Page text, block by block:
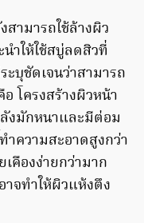
ามารถใช้ล้างผิว
ำให้ใช้สบู่ลดสิวที่
บุชัดเจนว่าสามารถ
โครงสร้างผิวหน้า
งมักหนาและมีต่อม
ความสะอาดสูงกว่า
คืองง่ายกว่ามาก
จทำให้ผิวแห้งตึง